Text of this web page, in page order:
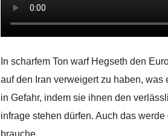
In scharfem Ton warf Hegseth den
auf den Iran verweigert zu haben,
in Gefahr, indem sie ihnen den
infrage stehen dürfen. Auch das
brauche.